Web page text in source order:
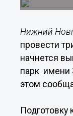
Нижний
провести
начнется
парк имени
этом